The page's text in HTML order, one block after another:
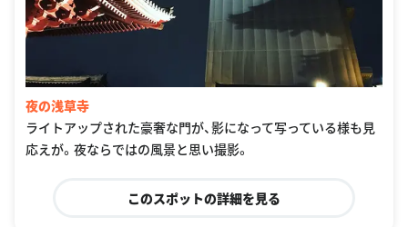
夜の浅草寺
ライトアップされた豪奢な門が、影になって写っている様も見
応えが。夜ならではの風景と思い撮影。
このスポットの詳細を見る